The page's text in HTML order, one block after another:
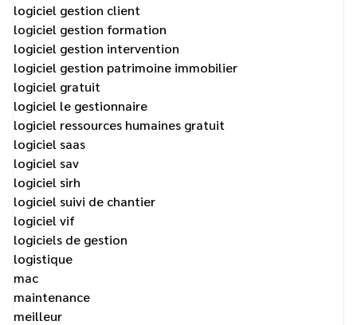
logiciel gestion client
logiciel gestion formation
logiciel gestion intervention
logiciel gestion patrimoine immobilier
logiciel gratuit
logiciel le gestionnaire
logiciel ressources humaines gratuit
logiciel saas
logiciel sav
logiciel sirh
logiciel suivi de chantier
logiciel vif
logiciels de gestion
logistique
mac
maintenance
meilleur